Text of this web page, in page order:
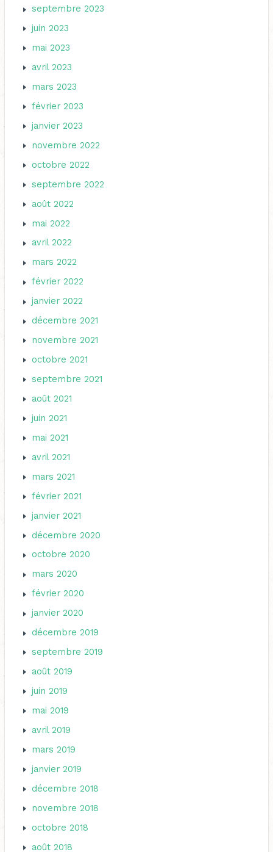
septembre 2023
juin 2023
mai 2023
avril 2023
mars 2023
février 2023
janvier 2023
novembre 2022
octobre 2022
septembre 2022
août 2022
mai 2022
avril 2022
mars 2022
février 2022
janvier 2022
décembre 2021
novembre 2021
octobre 2021
septembre 2021
août 2021
juin 2021
mai 2021
avril 2021
mars 2021
février 2021
janvier 2021
décembre 2020
octobre 2020
mars 2020
février 2020
janvier 2020
décembre 2019
septembre 2019
août 2019
juin 2019
mai 2019
avril 2019
mars 2019
janvier 2019
décembre 2018
novembre 2018
octobre 2018
août 2018